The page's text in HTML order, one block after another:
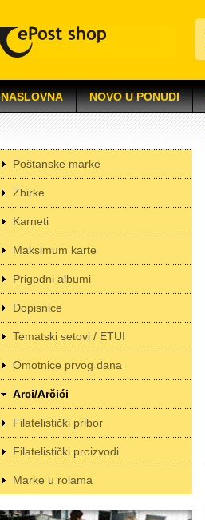
NASLOVNA NOVO U PONUDI
Poštanske marke
Zbirke
Karneti
Maksimum karte
Prigodni albumi
Dopisnice
Tematski setovi / ETUI
Omotnice prvog dana
Arci/Arčići
Filatelistički pribor
Filatelistički proizvodi
Marke u rolama